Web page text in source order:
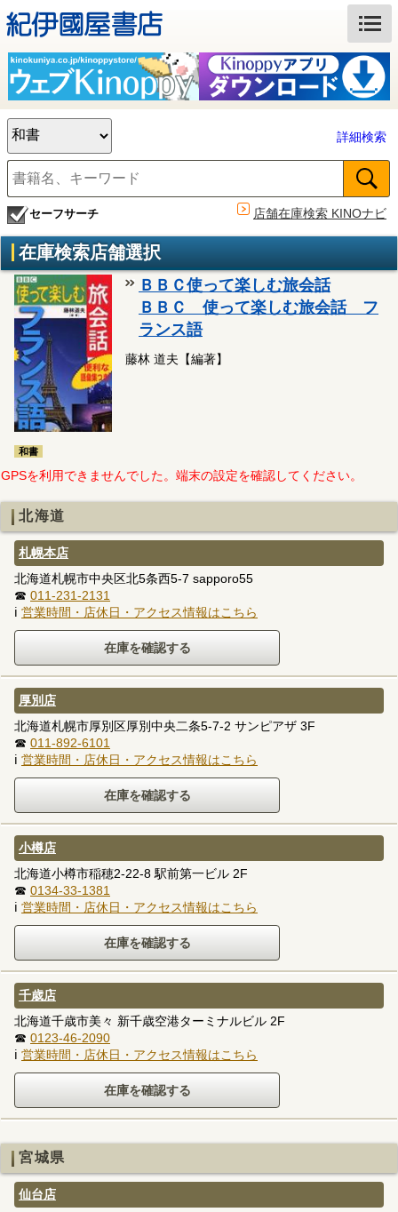
詳細検索
セーフサーチ 店舗在庫検索 KINOナビ
在庫検索店舗選択
和書
ＢＢＣ使って楽しむ旅会話
ＢＢＣ 使って楽しむ旅会話 フ
ランス語
藤林 道夫【編著】
GPSを利用できませんでした。端末の設定を確認してください。
北海道
札幌本店
北海道札幌市中央区北5条西5-7 sapporo55
☎ 011-231-2131
ℹ 営業時間・店休日・アクセス情報はこちら
厚別店
北海道札幌市厚別区厚別中央二条5-7-2 サンピアザ 3F
☎ 011-892-6101
ℹ 営業時間・店休日・アクセス情報はこちら
小樽店
北海道小樽市稲穂2-22-8 駅前第一ビル 2F
☎ 0134-33-1381
ℹ 営業時間・店休日・アクセス情報はこちら
千歳店
北海道千歳市美々 新千歳空港ターミナルビル 2F
☎ 0123-46-2090
ℹ 営業時間・店休日・アクセス情報はこちら
宮城県
仙台店